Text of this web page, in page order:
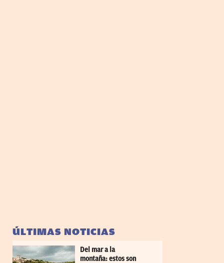
ÚLTIMAS NOTICIAS
Del mar a la
montaña: estos son